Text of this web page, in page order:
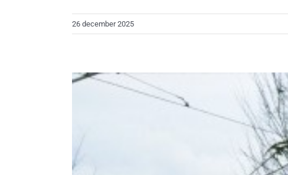
26 december 2025